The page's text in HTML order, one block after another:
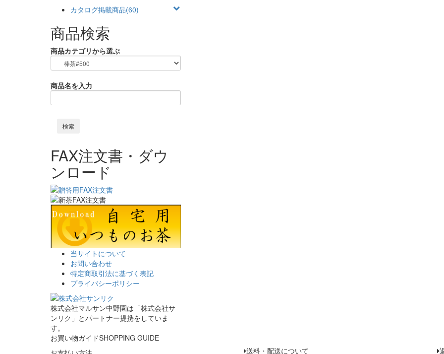
カタログ掲載商品(60)
商品検索
商品カテゴリから選ぶ
商品名を入力
FAX注文書・ダウ
ンロード
当サイトについて
お問い合わせ
特定商取引法に基づく表記
プライバシーポリシー
株式会社マルサン中野園は「株式会社サ
ンリク」とパートナー提携をしていま
す。
お買い物ガイドSHOPPING GUIDE
送料・配送について